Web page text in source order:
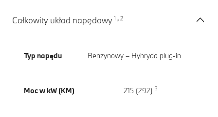
Całkowity układ napędowy1 , 2
Typ napędu Benzynowy – Hybryda plug-in
Moc w kW (KM) 215 (292) 3